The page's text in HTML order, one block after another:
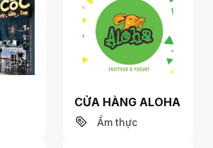
CỬA HÀNG ALOHA
Ẩm thực